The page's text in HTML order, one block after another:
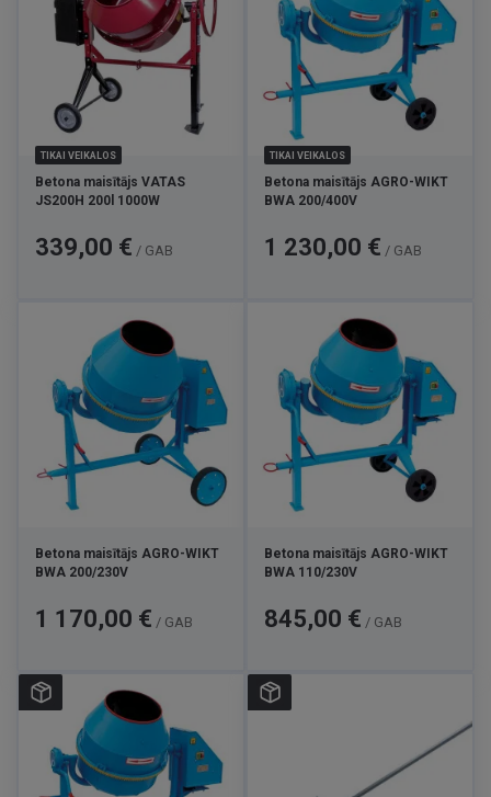
TIKAI VEIKALOS
Betona maisītājs VATAS
JS200H 200l 1000W
Cena
339,00 € / GAB
TIKAI VEIKALOS
Betona maisītājs AGRO-WIKT
BWA 200/400V
Cena
1 230,00 € / GAB
Betona maisītājs AGRO-WIKT
BWA 200/230V
Cena
1 170,00 € / GAB
Betona maisītājs AGRO-WIKT
BWA 110/230V
Cena
845,00 € / GAB